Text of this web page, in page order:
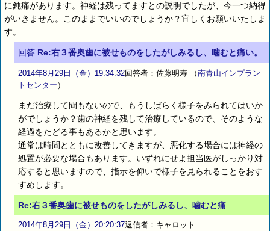
に鈍痛があります。神経は残ってますとの説明でしたが、今一つ納得
がいきません。このままでいいのでしょうか？宜しくお願いいたしま
す。
回答 Re:右３番奥歯に被せものをしたがしみるし、噛むと痛い。
2014年8月29日（金）19:34:32回答者：佐藤明寿 （南青山インプラン
トセンター ）
まだ治療して間もないので、もうしばらく様子をみられてはいか
がでしょうか？歯の神経を残して治療しているので、そのような
経過をたどる事もあるかと思います。
通常は時間とともに改善してきますが、悪化する場合には神経の
処置が必要な場合もあります。いずれにせよ担当医がしっかり対
応すると思いますので、指示を仰いで様子を見られることをおす
すめします。
Re:右３番奥歯に被せものをしたがしみるし、噛むと痛
2014年8月29日（金）20:20:37返信者：キャロット